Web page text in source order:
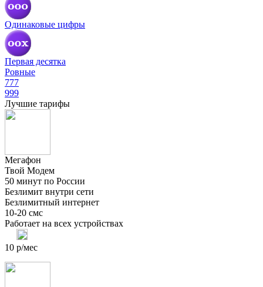
Одинаковые цифры
Первая десятка
Ровные
777
999
Лучшие тарифы
Мегафон
Твой Модем
50 минут по России
Безлимит внутри сети
Безлимитный интернет
10-20 смс
Работает на всех устройствах
10 р/мес